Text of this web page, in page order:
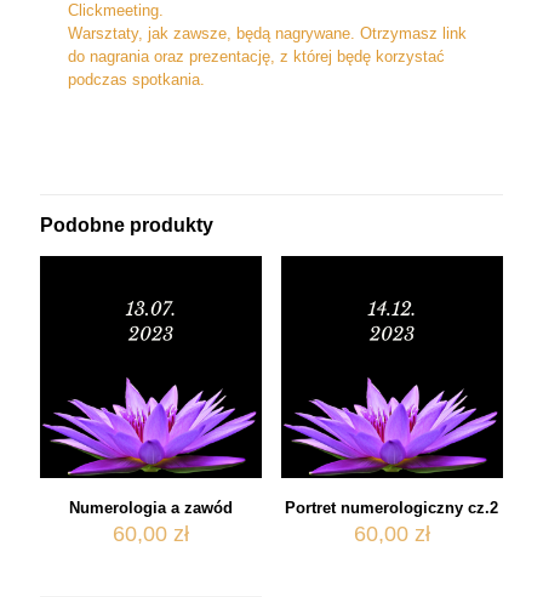
Clickmeeting.
Warsztaty, jak zawsze, będą nagrywane. Otrzymasz link
do nagrania oraz prezentację, z której będę korzystać
podczas spotkania.
Podobne produkty
Numerologia a zawód
60,00zł
Portret numerologiczny cz.2
60,00 zł